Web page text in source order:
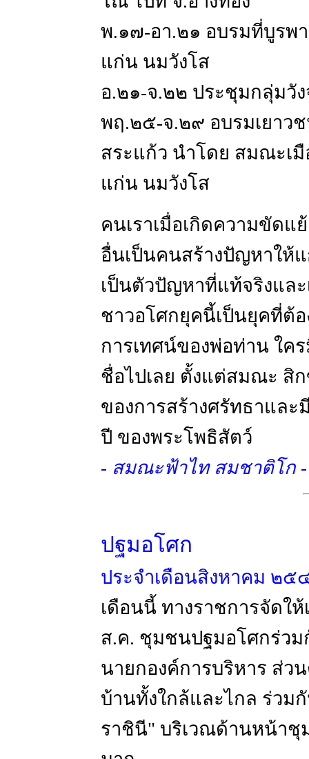
พ.๑๗-อา.๒๑ อบรมที่บูรพ
แก่น นมวังโส
อ.๒๑-จ.๒๒ ประชุมกลุ่มวั
พฤ.๒๕-จ.๒๙ อบรมเยาว
สระแก้ว นำโดย สมณะเ
แก่น นมวังโส
คนเราเมื่อเกิดความขัดแ
อื่นเป็นคนสร้างปัญหาให้
เป็นตัวปัญหาที่แท้จริงแล
ชาวอโศกยุคนี้เป็นยุคที่ต้
การเทศน์ของพ่อท่าน ใค
ชื่อไปเลย ตั้งแต่สมณะ สิ
ของการสร้างศรัทธาและ
ปี ของพระโพธิสัตว์
- สมณะฟ้าไท สมชาติโก -
ปฐมอโศก
ประจำเดือนสิงหาคม ๒๕
เดือนนี้ ทางราชการจัดใ
ส.ค. ชุมชนปฐมอโศกร่ว
นายกองค์การบริหาร ส่
บ้านทั้งใกล้และไกล ร่วม
ราชินี" บริเวณด้านหน้าชุ